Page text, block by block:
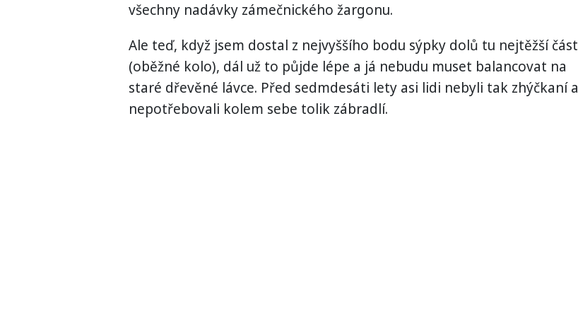
všechny nadávky zámečnického žargonu.
Ale teď, když jsem dostal z nejvyššího bodu sýpky dolů tu nejtěžší část
(oběžné kolo), dál už to půjde lépe a já nebudu muset balancovat na
staré dřevěné lávce. Před sedmdesáti lety asi lidi nebyli tak zhýčkaní a
nepotřebovali kolem sebe tolik zábradlí.